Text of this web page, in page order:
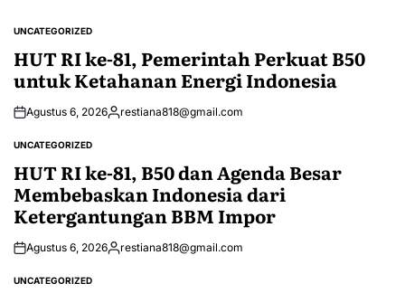
POSTED
UNCATEGORIZED
HUT RI ke-81, Pemerintah Perkuat B50
untuk Ketahanan Energi Indonesia
Agustus 6, 2026Posted
restiana818@gmail.com
POSTED
UNCATEGORIZED
HUT RI ke-81, B50 dan Agenda Besar
Membebaskan Indonesia dari
Ketergantungan BBM Impor
Agustus 6, 2026Posted
restiana818@gmail.com
POSTED
UNCATEGORIZED